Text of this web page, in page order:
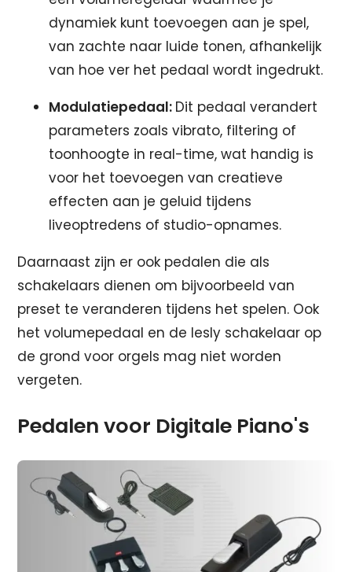
dynamiek kunt toevoegen aan je spel,
van zachte naar luide tonen, afhankelijk
van hoe ver het pedaal wordt ingedrukt.
Modulatiepedaal: Dit pedaal verandert
parameters zoals vibrato, filtering of
toonhoogte in real-time, wat handig is
voor het toevoegen van creatieve
effecten aan je geluid tijdens
liveoptredens of studio-opnames.
Daarnaast zijn er ook pedalen die als
schakelaars dienen om bijvoorbeeld van
preset te veranderen tijdens het spelen. Ook
het volumepedaal en de lesly schakelaar op
de grond voor orgels mag niet worden
vergeten.
Pedalen voor Digitale Piano's